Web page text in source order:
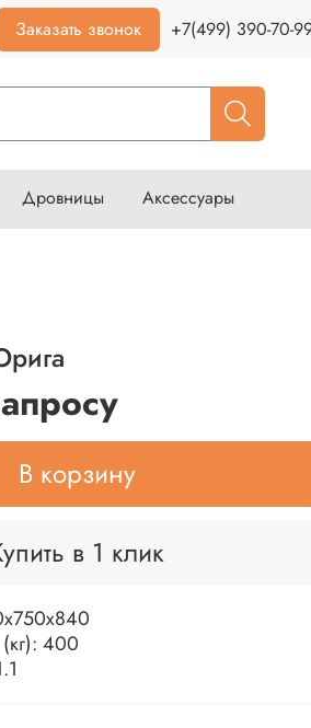
Заказать звонок +7(499) 390-70-
Дровницы Аксессуары
В корзину
в 1 клик
400